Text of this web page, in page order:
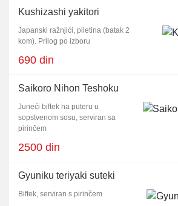
Kushizashi yakitori
Japanski ražnjići, piletina (batak 2
kom). Prilog po izboru
690 din
Saikoro Nihon Teshoku
Juneći biftek na puteru u
sopstvenom sosu, serviran sa
pirinčem
2500 din
Gyuniku teriyaki suteki
Biftek, serviran s pirinčem